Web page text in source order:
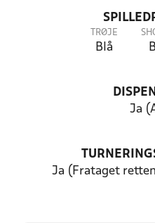
TRØJE
Blå
Ja
Ja (Frataget